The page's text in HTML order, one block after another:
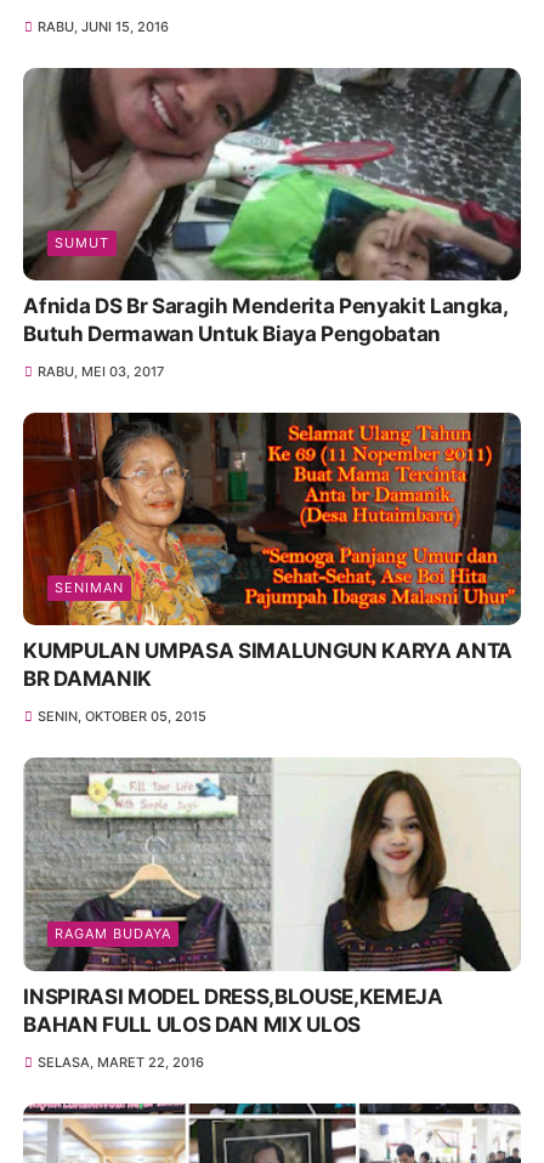
RABU, JUNI 15, 2016
SUMUT
Afnida DS Br Saragih Menderita Penyakit Langka,
Butuh Dermawan Untuk Biaya Pengobatan
RABU, MEI 03, 2017
SENIMAN
KUMPULAN UMPASA SIMALUNGUN KARYA ANTA
BR DAMANIK
SENIN, OKTOBER 05, 2015
RAGAM BUDAYA
INSPIRASI MODEL DRESS,BLOUSE,KEMEJA
BAHAN FULL ULOS DAN MIX ULOS
SELASA, MARET 22, 2016